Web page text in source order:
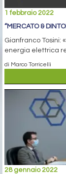
1 febbraio 2022
“MERCATO &
Gianfranco Tosini:
energia elettrica
di Marco Torricelli
28 gennaio 2022